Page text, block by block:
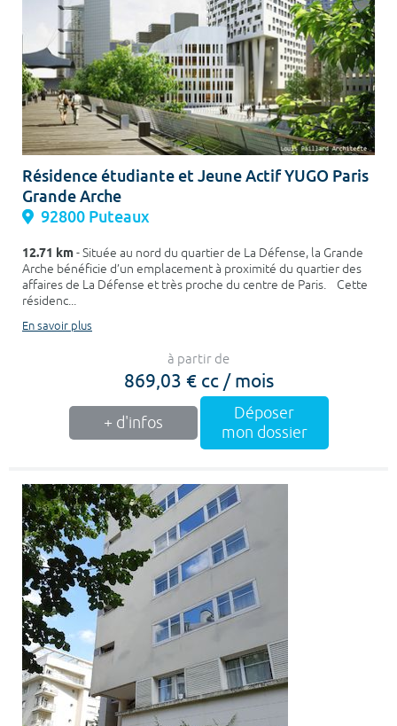
Résidence étudiante et Jeune Actif YUGO Paris
Grande Arche
92800 Puteaux
12.71 km- Située au nord du quartier de La Défense, la Grande
Arche bénéficie d’un emplacement à proximité du quartier des
affaires de La Défense et très proche du centre de Paris. Cette
résidenc...
En savoir plus
à partir de
869,03 € cc / mois
+ d'infos
Déposer
mon dossier